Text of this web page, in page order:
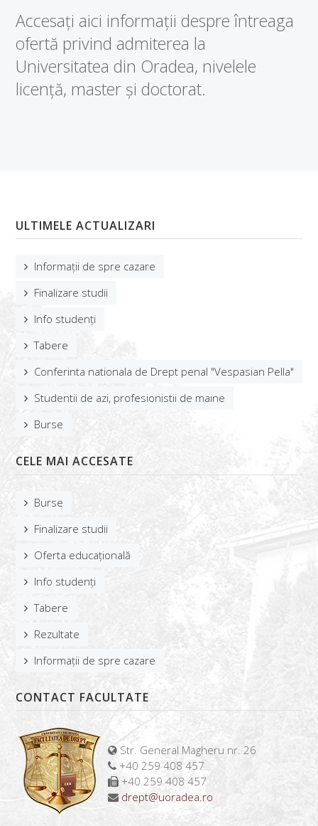
Accesați aici informații despre întreaga
ofertă privind admiterea la
Universitatea din Oradea, nivelele
licență, master și doctorat.
ULTIMELE ACTUALIZARI
Informații de spre cazare
Finalizare studii
Info studenți
Tabere
Conferinta nationala de Drept penal "Vespasian Pella"
Studentii de azi, profesionistii de maine
Burse
CELE MAI ACCESATE
Burse
Finalizare studii
Oferta educațională
Info studenți
Tabere
Rezultate
Informații de spre cazare
CONTACT FACULTATE
Str. General Magheru nr. 26
+40 259 408 457
+40 259 408 457
drept@uoradea.ro